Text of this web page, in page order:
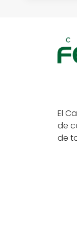
El
de
de